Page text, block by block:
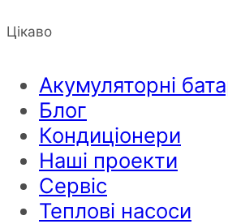
Цікаво
Акумуляторні
Блог
Кондиціонери
Наші проекти
Сервіс
Теплові насоси